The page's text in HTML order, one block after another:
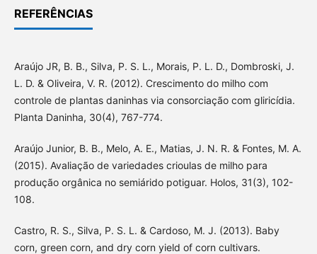
REFERÊNCIAS
Araújo JR, B. B., Silva, P. S. L., Morais, P. L. D., Dombroski, J.
L. D. & Oliveira, V. R. (2012). Crescimento do milho com
controle de plantas daninhas via consorciação com gliricídia.
Planta Daninha, 30(4), 767-774.
Araújo Junior, B. B., Melo, A. E., Matias, J. N. R. & Fontes, M. A.
(2015). Avaliação de variedades crioulas de milho para
produção orgânica no semiárido potiguar. Holos, 31(3), 102-
108.
Castro, R. S., Silva, P. S. L. & Cardoso, M. J. (2013). Baby
corn, green corn, and dry corn yield of corn cultivars.